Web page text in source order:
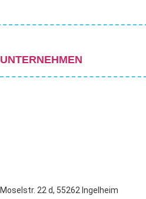
UNTERNEHMEN
Moselstr. 22 d, 55262 Ingelheim